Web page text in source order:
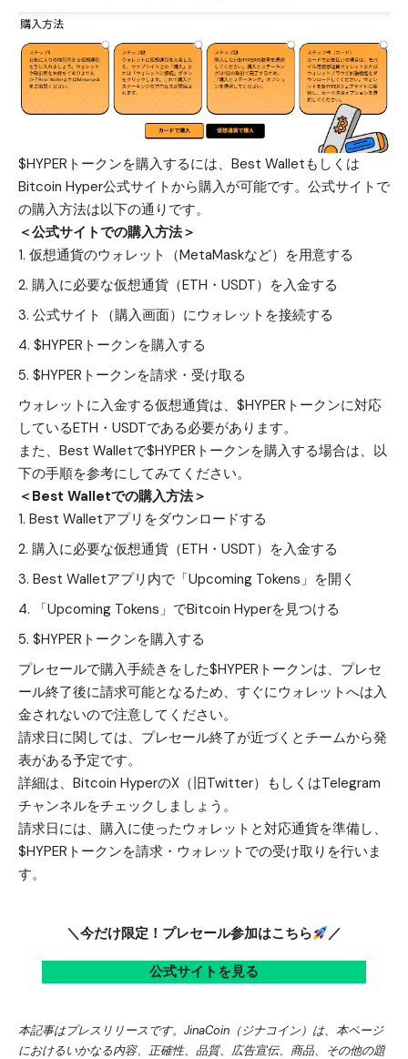
$HYPERトークンを購入するには、Best Walletもしくは
Bitcoin Hyper公式サイトから購入が可能です。公式サイトで
の購入方法は以下の通りです。
＜公式サイトでの購入方法＞
仮想通貨のウォレット（MetaMaskなど）を用意する
購入に必要な仮想通貨（ETH・USDT）を入金する
公式サイト（購入画面） にウォレットを接続する
$HYPERトークンを購入する
$HYPERトークンを請求・受け取る
ウォレットに入金する仮想通貨は、$HYPERトークンに対応
しているETH・USDTである必要があります。
また、Best Walletで$HYPERトークンを購入する場合は、以
下の手順を参考にしてみてください。
＜Best Walletでの購入方法＞
Best Walletアプリをダウンロードする
購入に必要な仮想通貨（ETH・USDT）を入金する
Best Walletアプリ内で「Upcoming Tokens」を開く
「Upcoming Tokens」でBitcoin Hyperを見つける
$HYPERトークンを購入する
プレセールで購入手続きをした$HYPERトークンは、プレセ
ール終了後に請求可能となるため、すぐにウォレットへは入
金されないので注意してください。
請求日に関しては、プレセール終了が近づくとチームから発
表がある予定です。
詳細は、Bitcoin HyperのX（旧Twitter） もしくはTelegram
チャンネルをチェックしましょう。
請求日には、購入に使ったウォレットと対応通貨を準備し、
$HYPERトークンを請求・ウォレットでの受け取りを行いま
す。
＼今だけ限定！プレセール参加はこちら ／
公式サイトを見る
本記事はプレスリリースです。JinaCoin（ジナコイン）は、本ページ
におけるいかなる内容、正確性、品質、広告宣伝、商品、その他の題